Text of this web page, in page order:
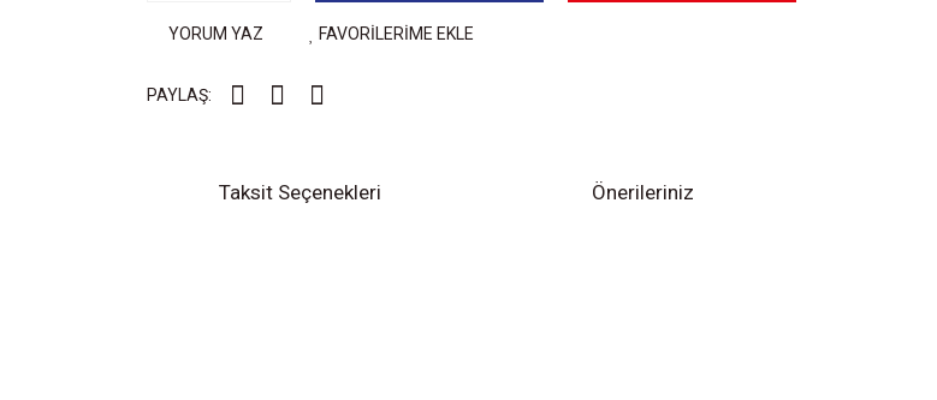
YORUM YAZ FAVORİLERİME EKLE
PAYLAŞ:
Taksit Seçenekleri Önerileriniz